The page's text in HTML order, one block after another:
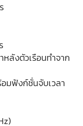
ลังตัวเรือนทำจาก
มฟังก์ชั่นจับเวลา